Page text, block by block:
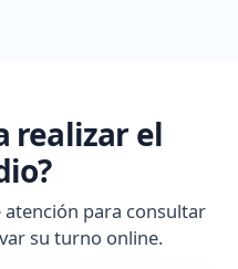
realizar el
atención para consultar
su turno online.